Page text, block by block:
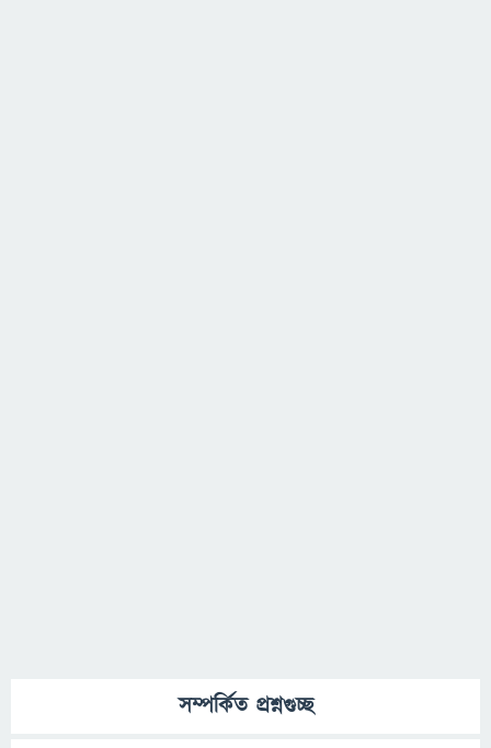
সম্পর্কিত প্রশ্নগুচ্ছ